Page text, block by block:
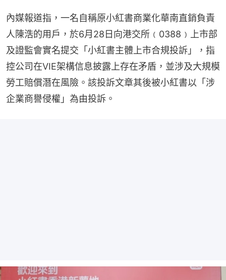
內媒報道指，一名自稱原小紅書商業化華南直銷負責
人陳浩的用戶，於6月28日向港交所﹙0388﹚上市部
及證監會實名提交「小紅書主體上市合規投訴」，指
控公司在VIE架構信息披露上存在矛盾，並涉及大規模
勞工賠償潛在風險。該投訴文章其後被小紅書以「涉
企業商譽侵權」為由投訴。